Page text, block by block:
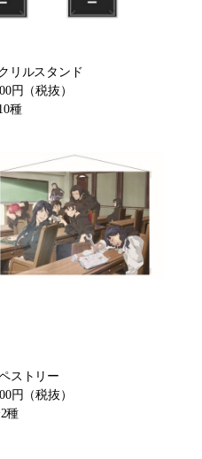
リルスタンド
円（税抜）
種
ストリー
円（税抜）
種